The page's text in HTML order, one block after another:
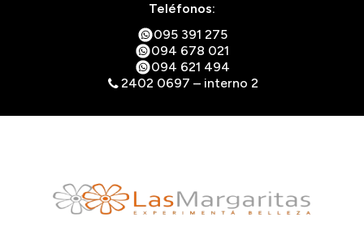
Teléfonos:
095 391 275
094 678 021
094 621 494
2402 0697 – interno 2